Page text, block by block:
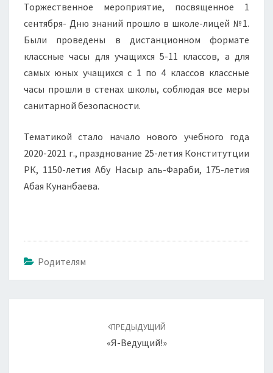
Торжественное мероприятие, посвященное 1
сентября- Дню знаний прошло в школе-лицей №1.
Были проведены в дистанционном формате
классные часы для учащихся 5-11 классов, а для
самых юных учащихся с 1 по 4 классов классные
часы прошли в стенах школы, соблюдая все меры
санитарной безопасности.
Тематикой стало начало нового учебного года
2020-2021 г., празднование 25-летия Конститутции
РК, 1150-летия Абу Насыр аль-Фараби, 175-летия
Абая Кунанбаева.
Родителям
ПРЕДЫДУЩИЙ
«Я-Ведущий!»